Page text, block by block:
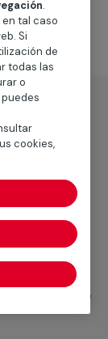
que hará
que
.
en tal caso
Si
de
todas las
o
cookies,